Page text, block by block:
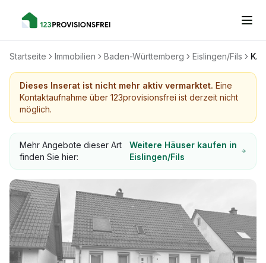
Startseite Immobilien Baden-Württemberg Eislingen/Fils Kernsaniertes Einfamilienhaus in zentraler Lage
Dieses Inserat ist nicht mehr aktiv vermarktet. Eine
Kontaktaufnahme über 123provisionsfrei ist derzeit nicht
möglich.
Mehr Angebote dieser Art
finden Sie hier:
Weitere Häuser kaufen in
Eislingen/Fils